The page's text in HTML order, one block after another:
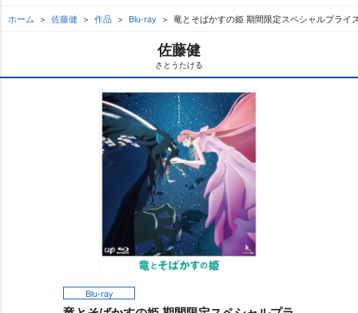
ホーム 佐藤健 作品 Blu-ray 竜とそばかすの姫 期間限定スペシャルプライ
佐藤健
さとうたける
Blu-ray